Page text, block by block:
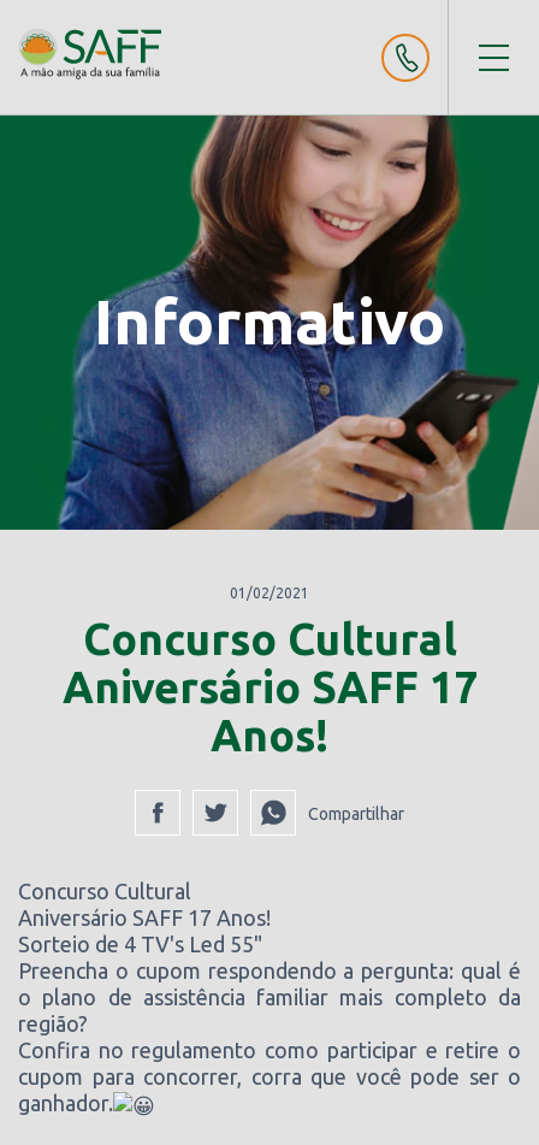
Informativo
01/02/2021
Concurso Cultural
Aniversário SAFF 17
Anos!
Compartilhar
Concurso Cultural
Aniversário SAFF 17 Anos!
Sorteio de 4 TV's Led 55"
Preencha o cupom respondendo a pergunta: qual é
o plano de assistência familiar mais completo da
região?
Confira no regulamento como participar e retire o
cupom para concorrer, corra que você pode ser o
ganhador.